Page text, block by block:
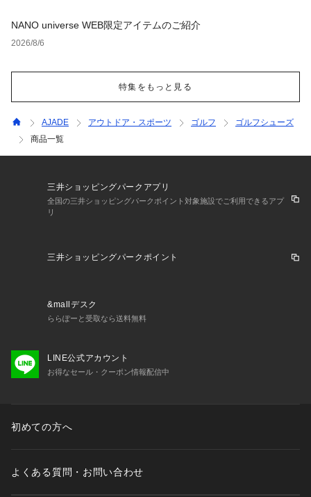
NANO universe WEB限定アイテムのご紹介
2026/8/6
特集をもっと見る
AJADE アウトドア・スポーツ ゴルフ
ゴルフシューズ
商品一覧
三井ショッピングパークアプリ
全国の三井ショッピングパークポイント対象施設でご利用できるアプ
リ
三井ショッピングパークポイント
&mallデスク
ららぽーと受取なら送料無料
LINE公式アカウント
お得なセール・クーポン情報配信中
初めての方へ
よくある質問・お問い合わせ